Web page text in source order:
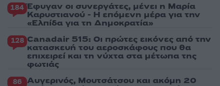
184 Έφυγαν οι συνεργάτες, μένει η Μαρία
Καρυστιανού - Η επόμενη μέρα για την
«Ελπίδα για τη Δημοκρατία»
128 Canadair 515: Οι πρώτες εικόνες από την
κατασκευή του αεροσκάφους που θα
επιχειρεί και τη νύχτα στα μέτωπα της
φωτιάς
86 Αυγερινός, Μουτσάτσου και ακόμη 20